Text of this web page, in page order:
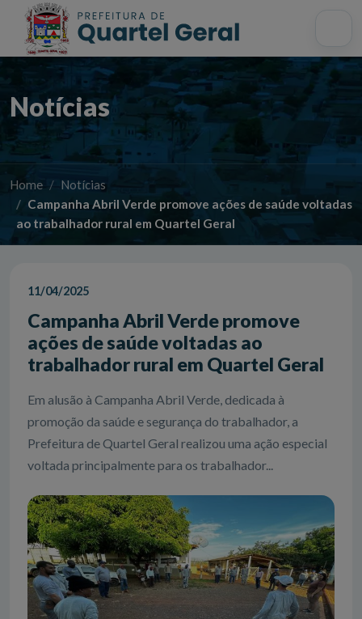
Acessibilidade InícioMapa do site
Notícias
Home
Notícias
Campanha Abril Verde promove ações de saúde voltadas
ao trabalhador rural em Quartel Geral
11/04/2025
Campanha Abril Verde promove
ações de saúde voltadas ao
trabalhador rural em Quartel Geral
Em alusão à Campanha Abril Verde, dedicada à
promoção da saúde e segurança do trabalhador, a
Prefeitura de Quartel Geral realizou uma ação especial
voltada principalmente para os trabalhador...